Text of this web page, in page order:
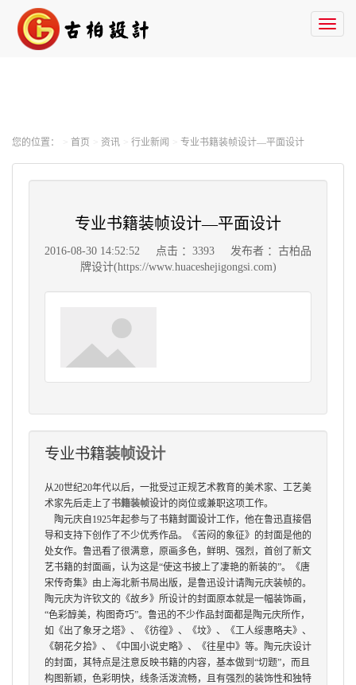
您的位置： 首页 资讯 行业新闻 专业书籍装帧设计—平面设计
专业书籍装帧设计—平面设计
2016-08-30 14:52:52 点击 ：3393
发布者 ：古柏品
牌设计(https://www.huaceshejigongsi.com)
专业书籍装帧设计
从20世纪20年代以后，一批受过正规艺术教育的美术家、工艺美
术家先后走上了书籍装帧设计的岗位或兼职这项工作。
陶元庆自 1925年起参与了书籍封面设计工作，他在鲁迅直接倡
导和支持下创作了不少优秀作品。《苦闷的象征》的封面是他的
处女作。鲁迅看了很满意，原画多色，鲜明、强烈，首创了新文
艺书籍的封面画，认为这是“使这书披上了凄艳的新装的”。《唐
宋传奇集》由上海北新书局出版，是鲁迅设计请陶元庆装帧的。
陶元庆为许钦文的《故乡》所设计的封面原本就是一幅装饰画，
“色彩醇美，构图奇巧”。鲁迅的不少作品封面都是陶元庆所作，
如《出了象牙之塔》、《彷徨》、《坟》、《工人绥惠略夫》、
《朝花夕拾》、《中国小说史略》、《往星中》等。陶元庆设计
的封面，其特点是注意反映书籍的内容，基本做到 “切题”，而且
构图新颖，色彩明快，线条活泼流畅，且有强烈的装饰性和独特